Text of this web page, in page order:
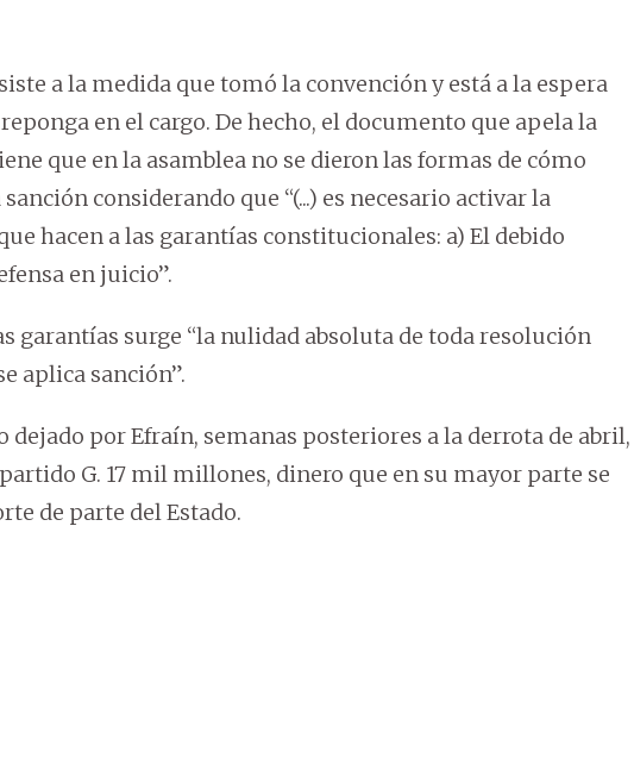
a la medida que tomó la convención y está a la espera
en el cargo. De hecho, el documento que apela la
que en la asamblea no se dieron las formas de cómo
considerando que “(...) es necesario activar la
hacen a las garantías constitucionales: a) El debido
en juicio”.
garantías surge “la nulidad absoluta de toda resolución
aplica sanción”.
por Efraín, semanas posteriores a la derrota de abril,
G. 17 mil millones, dinero que en su mayor parte se
de parte del Estado.